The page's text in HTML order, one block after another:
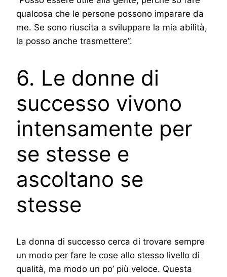
qualcosa che le persone possono imparare da
me. Se sono riuscita a sviluppare la mia abilità,
la posso anche trasmettere”.
6. Le donne di
successo vivono
intensamente per
se stesse e
ascoltano se
stesse
La donna di successo cerca di trovare sempre
un modo per fare le cose allo stesso livello di
qualità, ma modo un po’ più veloce. Questa